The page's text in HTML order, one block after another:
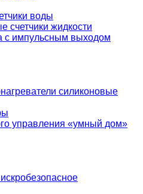
воды
счетчики жидкости
с импульсным выходом
силиконовые
управления «умный дом»